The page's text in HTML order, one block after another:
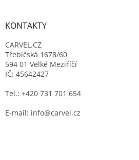
KONTAKTY
CARVEL.CZ
Třebíčská 1678/60
594 01 Velké Meziříčí
IČ: 45642427
Tel.: +420 731 701 654
E-mail: info@carvel.cz